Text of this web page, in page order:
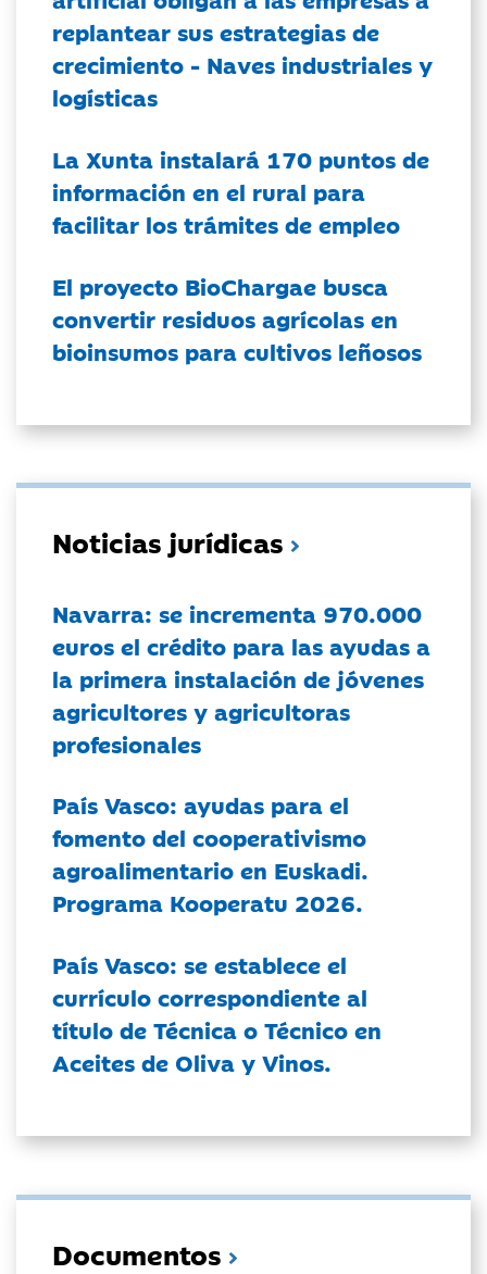
replantear sus estrategias de
crecimiento - Naves industriales y
logísticas
La Xunta instalará 170 puntos de
información en el rural para
facilitar los trámites de empleo
El proyecto BioChargae busca
convertir residuos agrícolas en
bioinsumos para cultivos leñosos
Noticias jurídicas
Navarra: se incrementa 970.000
euros el crédito para las ayudas a
la primera instalación de jóvenes
agricultores y agricultoras
profesionales
País Vasco: ayudas para el
fomento del cooperativismo
agroalimentario en Euskadi.
Programa Kooperatu 2026.
País Vasco: se establece el
currículo correspondiente al
título de Técnica o Técnico en
Aceites de Oliva y Vinos.
Documentos